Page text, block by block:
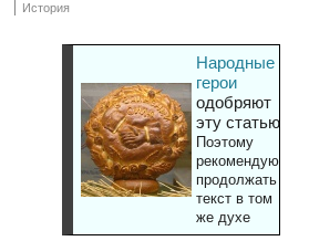
История
Народные
герои
одобряют
эту статью
Поэтому
рекомендуют
продолжать
текст в том
же духе